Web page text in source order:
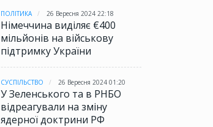
ПОЛІТИКА 26 Вересня 2024 22:18
Німеччина виділяє €400
мільйонів на військову
підтримку України
СУСПІЛЬСТВО 26 Вересня 2024 01:20
У Зеленського та в РНБО
відреагували на зміну
ядерної доктрини РФ